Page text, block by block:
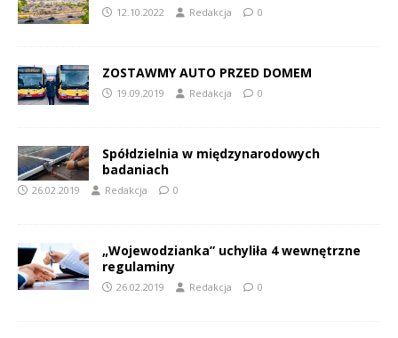
12.10.2022 Redakcja 0
ZOSTAWMY AUTO PRZED DOMEM
19.09.2019 Redakcja 0
Spółdzielnia w międzynarodowych
badaniach
26.02.2019 Redakcja 0
„Wojewodzianka” uchyliła 4 wewnętrzne
regulaminy
26.02.2019 Redakcja 0